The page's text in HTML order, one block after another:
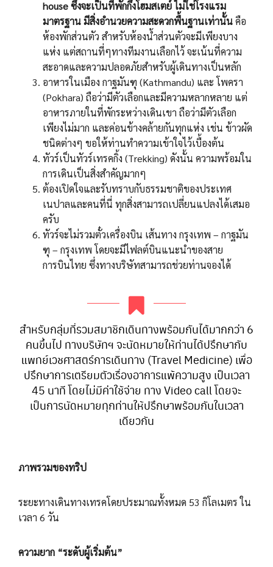
house ซึ่งจะเป็นที่พักกึ่งโฮมสเตย์ ไม่ใช่โรงแรม
มาตรฐาน มีสิ่งอำนวยความสะดวกพื้นฐานเท่านั้นคือ
ห้องพักส่วนตัว สำหรับห้องน้ำส่วนตัวจะมีเพียงบาง
แห่ง แต่สถานที่ๆทางทีมงานเลือกไว้ จะเน้นที่ความ
สะอาดและความปลอดภัยสำหรับผู้เดินทางเป็นหลัก
อาหารในเมือง กาฐมันฑุ (Kathmandu) และ โพครา
(Pokhara) ถือว่ามีตัวเลือกและมีความหลากหลาย แต่
อาหารภายในที่พักระหว่างเดินเขา ถือว่ามีตัวเลือก
เพียงไม่มาก และค่อนข้างคล้ายกันทุกแห่ง เช่น ข้าวผัด
ชนิดต่างๆ ขอให้ท่านทำความเข้าใจไว้เบื้องต้น
ทัวร์เป็นทัวร์เทรคกิ้ง (Trekking) ดังนั้น ความพร้อมใน
การเดินเป็นสิ่งสำคัญมากๆ
ต้องเปิดใจและรับทราบกับธรรมชาติของประเทศ
เนปาลและคนที่นี่ ทุกสิ่งสามารถเปลี่ยนแปลงได้เสมอ
ครับ
ทัวร์จะไม่รวมตั๋วเครื่องบิน เส้นทาง กรุงเทพ – กาฐมัน
ฑุ – กรุงเทพ โดยจะมีไฟลต์บินแนะนำของสาย
การบินไทย ซึ่งทางบริษัทสามารถช่วยท่านจองได้
สำหรับกลุ่มที่รวมสมาชิกเดินทางพร้อมกันได้มากกว่า 6
คนขึ้นไป ทางบริษัทฯ จะนัดหมายให้ท่านได้ปรึกษากับ
แพทย์เวชศาสตร์การเดินทาง (Travel Medicine) เพื่อ
ปรึกษาการเตรียมตัวเรื่องอาการแพ้ความสูง เป็นเวลา
45 นาที โดยไม่มีค่าใช้จ่าย ทาง Video call โดยจะ
เป็นการนัดหมายทุกท่านให้ปรึกษาพร้อมกันในเวลา
เดียวกัน
ภาพรวมของทริป
ระยะทางเดินทางเทรคโดยประมาณทั้งหมด 53 กิโลเมตร ใน
เวลา 6 วัน
ความยาก “ระดับผู้เริ่มต้น”